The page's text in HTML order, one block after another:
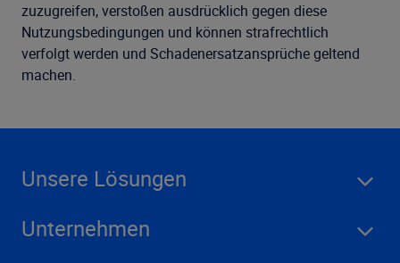
zuzugreifen, verstoßen ausdrücklich gegen diese
Nutzungsbedingungen und können strafrechtlich
verfolgt werden und Schadenersatzansprüche geltend
machen.
Unsere Lösungen
Unternehmen